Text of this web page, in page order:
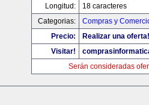
Longitud:
18 caracteres
Categorias:
Compras y
Precio:
Realizar una oferta!
Visitar!
Serán consideradas